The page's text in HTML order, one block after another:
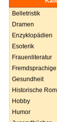
Belletristik
Dramen
Enzyklopädien
Esoterik
Frauenliteratur
Gesundheit
Historische
Hobby
Humor